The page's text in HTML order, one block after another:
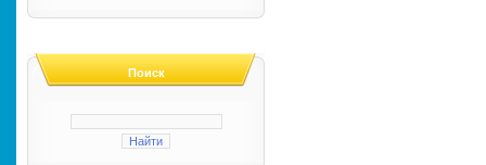
Поиск